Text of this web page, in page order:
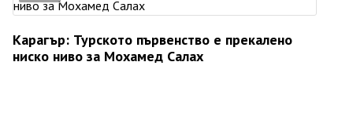
Карагър: Турското първенство е прекалено
ниско ниво за Мохамед Салах